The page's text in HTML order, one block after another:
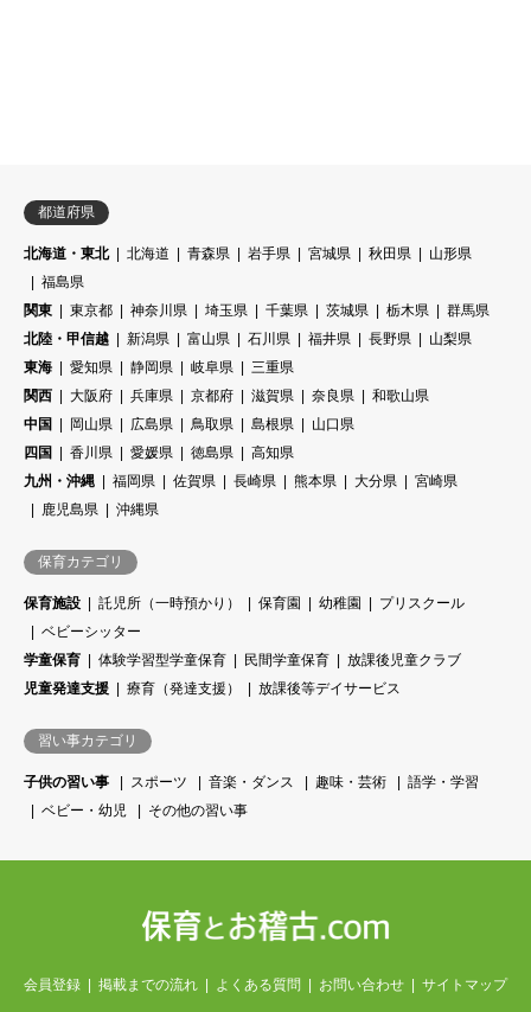
都道府県
北海道・東北 北海道 青森県 岩手県 宮城県 秋田県
山形県
福島県
関東
東京都 神奈川県 埼玉県 千葉県 茨城県 栃木県
群馬県
北陸・甲信越
新潟県 富山県 石川県 福井県 長野県
山梨県
東海
愛知県 静岡県 岐阜県
三重県
関西
大阪府 兵庫県 京都府 滋賀県 奈良県
和歌山県
中国
岡山県 広島県 鳥取県 島根県
山口県
四国
香川県 愛媛県 徳島県
高知県
九州・沖縄
福岡県 佐賀県 長崎県 熊本県 大分県
宮崎県
鹿児島県
沖縄県
保育カテゴリ
保育施設 託児所（一時預かり） 保育園 幼稚園
プリスクール
ベビーシッター
学童保育
体験学習型学童保育 民間学童保育
放課後児童クラブ
児童発達支援
療育（発達支援） 放課後等デイサービス
習い事カテゴリ
子供の習い事 スポーツ 音楽・ダンス 趣味・芸術
語学・学習
ベビー・幼児
その他の習い事
会員登録 掲載までの流れ よくある質問 お問い合わせ サイトマップ